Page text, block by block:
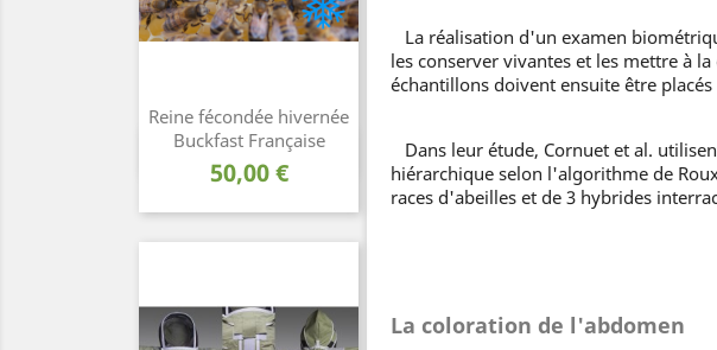
La réalisation d'un examen
les conserver vivantes et les mettre à
échantillons doivent ensuite être placés
Dans leur étude, Cornuet et al.
hiérarchique selon l'algorithme de
races d'abeilles et de 3 hybrides
La coloration de l'abdomen
Reine fécondée hivernée
Buckfast Française
Prix
50,00 €
Aperçu rapide